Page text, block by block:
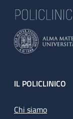
Footer
IL POLICLINICO
Chi siamo